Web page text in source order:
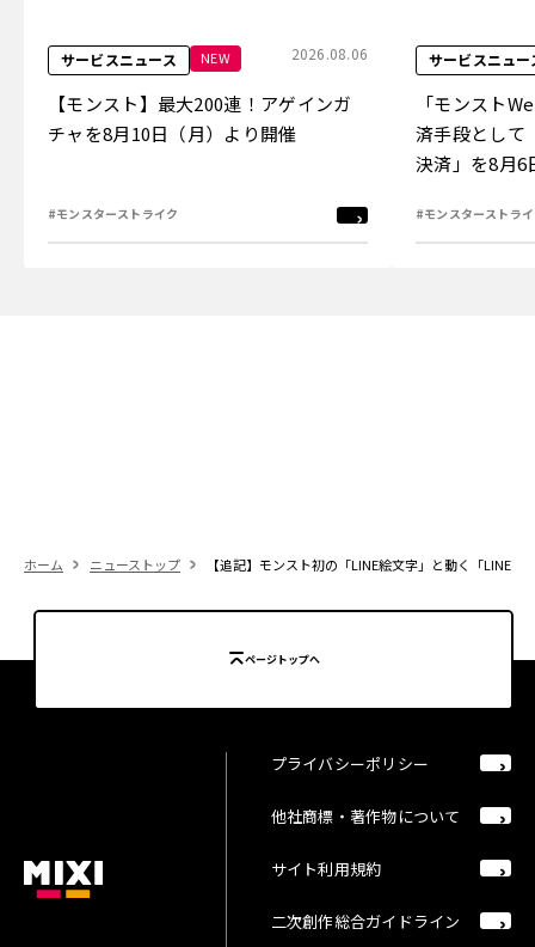
サービスニュース NEW 2026.08.06
【モンスト】最大200連！アゲインガ
チャを8月10日（月）より開催
#モンスターストライク
サービスニュー
「モンスト
済手段として
決済」を8月6
#モンスターストラ
ホーム ニューストップ 【追記】モンスト初の「LINE絵文字」と動く「LINE
ページトップへ
プライバシーポリシー
他社商標・著作物について
サイト利用規約
二次創作総合ガイドライン